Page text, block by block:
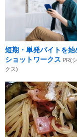
短期・単発バイトを始
ショットワークス PR(
クス)